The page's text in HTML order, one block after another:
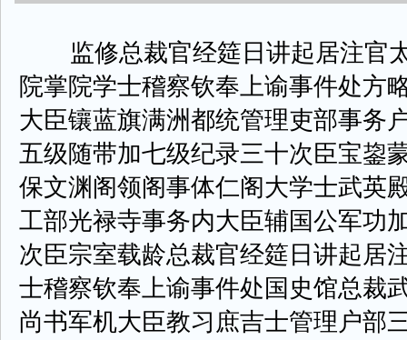
监修总裁官经筵日讲起居注官
院掌院学士稽察钦奉上谕事件处方
大臣镶蓝旗满洲都统管理吏部事务
五级随带加七级纪录三十次臣宝鋆
保文渊阁领阁事体仁阁大学士武英
工部光禄寺事务内大臣辅国公军功
次臣宗室载龄总裁官经筵日讲起居
士稽察钦奉上谕事件处国史馆总裁
尚书军机大臣教习庶吉士管理户部